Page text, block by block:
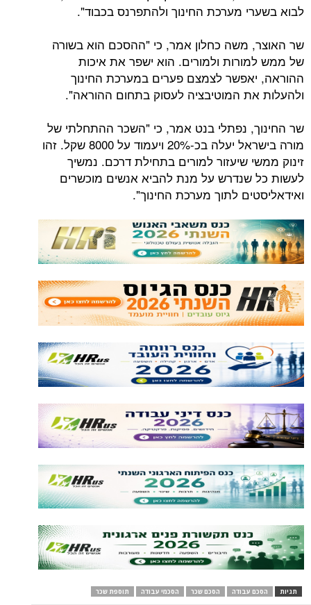
לבוא בשערי מערכת החינוך ולהתפרנס בכבוד".
שר האוצר, משה כחלון אמר, כי "ההסכם הוא בשורה
של ממש למורות ולמורים. הוא ישפר את איכות
ההוראה, יאפשר לצמצם פערים במערכת החינוך
ולהעלות את המוטיבציה לעסוק בתחום ההוראה".
שר החינוך, נפתלי בנט אמר, כי "השכר ההתחלתי של
מורה בישראל יעלה בכ-20% ויעמוד על 8000 שקל. זהו
זינוק ממשי שיעזור למורים בתחילת דרכם. נמשיך
לעשות כל שנדרש על מנת להביא אנשים מוכשרים
ואידאליסטים לתוך מערכת החינוך".
תגיות הסכם עבודה הסכם שכר הסכמי עבודה תוספת שכר